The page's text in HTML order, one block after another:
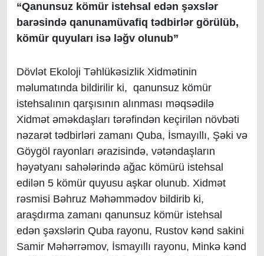
“Qanunsuz kömür istehsal edən şəxslər
barəsində qanunamüvafiq tədbirlər görülüb,
kömür quyuları isə ləğv olunub”
Dövlət Ekoloji Təhlükəsizlik Xidmətinin
məlumatında bildirilir ki, qanunsuz kömür
istehsalının qarşısının alınması məqsədilə
Xidmət əməkdaşları tərəfindən keçirilən növbəti
nəzarət tədbirləri zamanı Quba, İsmayıllı, Şəki və
Göygöl rayonları ərazisində, vətəndaşların
həyətyanı sahələrində ağac kömürü istehsal
edilən 5 kömür quyusu aşkar olunub. Xidmət
rəsmisi Bəhruz Məhəmmədov bildirib ki,
araşdırma zamanı qanunsuz kömür istehsal
edən şəxslərin Quba rayonu, Rustov kənd sakini
Samir Məhərrəmov, İsmayıllı rayonu, Minkə kənd